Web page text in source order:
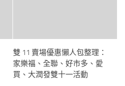
雙 11 賣場優惠懶人包整理：
家樂福、全聯、好市多、愛
買、大潤發雙十一活動